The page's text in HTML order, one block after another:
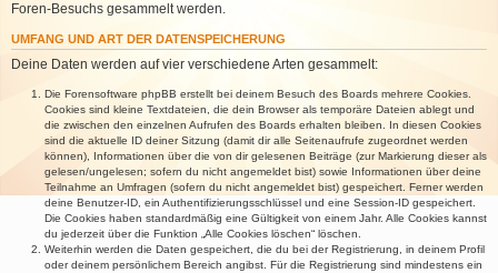
Foren-Besuchs gesammelt werden.
UMFANG UND ART DER DATENSPEICHERUNG
Deine Daten werden auf vier verschiedene Arten gesammelt:
Die Forensoftware phpBB erstellt bei deinem Besuch des Boards mehrere Cookies.
Cookies sind kleine Textdateien, die dein Browser als temporäre Dateien ablegt und
die zwischen den einzelnen Aufrufen des Boards erhalten bleiben. In diesen Cookies
sind die aktuelle ID deiner Sitzung (damit dir alle Seitenaufrufe zugeordnet werden
können), Informationen über die von dir gelesenen Beiträge (zur Markierung dieser als
gelesen/ungelesen; sofern du nicht angemeldet bist) sowie Informationen über deine
Teilnahme an Umfragen (sofern du nicht angemeldet bist) gespeichert. Ferner werden
deine Benutzer-ID, ein Authentifizierungsschlüssel und eine Session-ID gespeichert.
Die Cookies haben standardmäßig eine Gültigkeit von einem Jahr. Alle Cookies kannst
du jederzeit über die Funktion „Alle Cookies löschen“ löschen.
Weiterhin werden die Daten gespeichert, die du bei der Registrierung, in deinem Profil
oder deinem persönlichem Bereich angibst. Für die Registrierung sind mindestens ein